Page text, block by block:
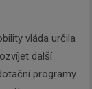
vláda určila
další
programy